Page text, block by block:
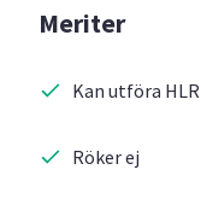
Meriter
Kan utföra HLR
Röker ej